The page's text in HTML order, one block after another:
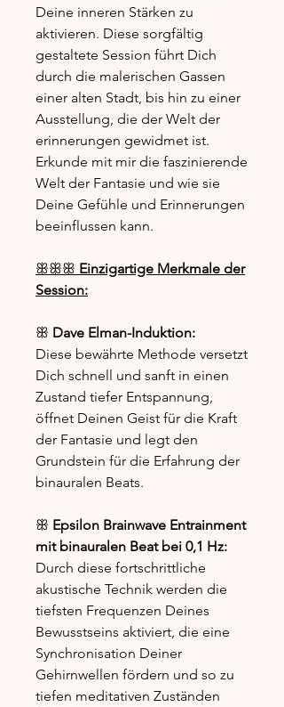
Deine inneren Stärken zu
aktivieren. Diese sorgfältig
gestaltete Session führt Dich
durch die malerischen Gassen
einer alten Stadt, bis hin zu einer
Ausstellung, die der Welt der
erinnerungen gewidmet ist.
Erkunde mit mir die faszinierende
Welt der Fantasie und wie sie
Deine Gefühle und Erinnerungen
beeinflussen kann.
ꕥꕥꕥ Einzigartige Merkmale der
Session:
ꕥ Dave Elman-Induktion:
Diese bewährte Methode versetzt
Dich schnell und sanft in einen
Zustand tiefer Entspannung,
öffnet Deinen Geist für die Kraft
der Fantasie und legt den
Grundstein für die Erfahrung der
binauralen Beats.
ꕥ Epsilon Brainwave Entrainment
mit binauralen Beat bei 0,1 Hz:
Durch diese fortschrittliche
akustische Technik werden die
tiefsten Frequenzen Deines
Bewusstseins aktiviert, die eine
Synchronisation Deiner
Gehirnwellen fördern und so zu
tiefen meditativen Zuständen